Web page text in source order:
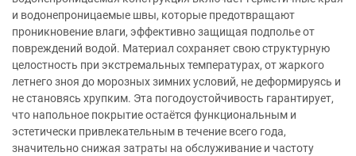
и водонепроницаемые швы, которые предотвращают
проникновение влаги, эффективно защищая подполье от
повреждений водой. Материал сохраняет свою структурную
целостность при экстремальных температурах, от жаркого
летнего зноя до морозных зимних условий, не деформируясь и
не становясь хрупким. Эта погодоустойчивость гарантирует,
что напольное покрытие остаётся функциональным и
эстетически привлекательным в течение всего года,
значительно снижая затраты на обслуживание и частоту